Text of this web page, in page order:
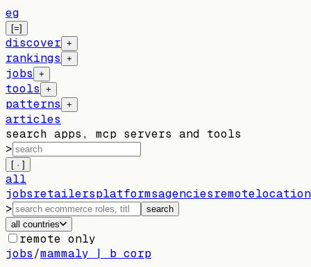
eg
[=]
discover +
rankings +
jobs +
tools +
patterns +
articles
search apps, mcp servers and tools
>
[ · ]
all
jobsretailersplatformsagenciesremote
>
search
all countries
remote only
jobs/mammaly | b corp